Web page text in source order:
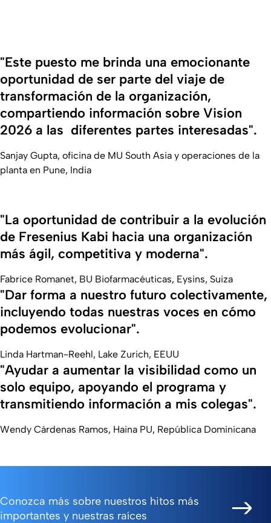
"Este puesto me brinda una emocionante
oportunidad de ser parte del viaje de
transformación de la organización,
compartiendo información sobre Vision
2026 a las diferentes partes interesadas".
Sanjay Gupta, oficina de MU South Asia y operaciones de la
planta en Pune, India
"La oportunidad de contribuir a la evolución
de Fresenius Kabi hacia una organización
más ágil, competitiva y moderna".
Fabrice Romanet, BU Biofarmacéuticas, Eysins, Suiza
"Dar forma a nuestro futuro colectivamente,
incluyendo todas nuestras voces en cómo
podemos evolucionar".
Linda Hartman-Reehl, Lake Zurich, EEUU
"Ayudar a aumentar la visibilidad como un
solo equipo, apoyando el programa y
transmitiendo información a mis colegas".
Wendy Cárdenas Ramos, Haina PU, República Dominicana
Conozca más sobre nuestros hitos más
importantes y nuestras raíces